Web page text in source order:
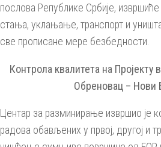
послова Републике Србије,
стања, уклањање, транспорт и
све прописане мере безбедности.
Контрола квалитета на Пројекту
Обреновац – Нови
Центар за разминирање извршио је
радова обављених у првој, другој и